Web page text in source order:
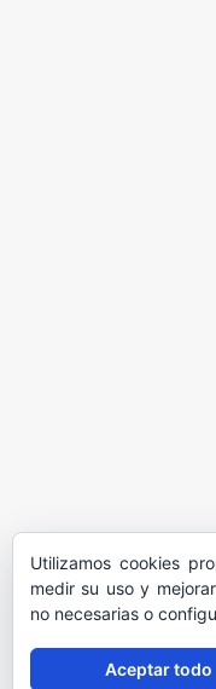
Utilizamos cookies
medir su uso y
no necesarias o
Aceptar todo